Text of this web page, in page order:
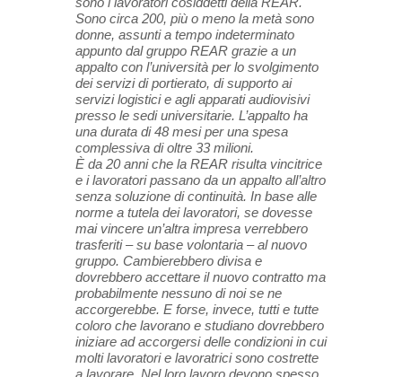
Sono circa 200, più o meno la metà sono
donne, assunti a tempo indeterminato
appunto dal gruppo REAR grazie a un
appalto con l’università per lo svolgimento
dei servizi di portierato, di supporto ai
servizi logistici e agli apparati audiovisivi
presso le sedi universitarie. L’appalto ha
una durata di 48 mesi per una spesa
complessiva di oltre 33 milioni.
È da 20 anni che la REAR risulta vincitrice
e i lavoratori passano da un appalto all’altro
senza soluzione di continuità. In base alle
norme a tutela dei lavoratori, se dovesse
mai vincere un’altra impresa verrebbero
trasferiti – su base volontaria – al nuovo
gruppo. Cambierebbero divisa e
dovrebbero accettare il nuovo contratto ma
probabilmente nessuno di noi se ne
accorgerebbe. E forse, invece, tutti e tutte
coloro che lavorano e studiano dovrebbero
iniziare ad accorgersi delle condizioni in cui
molti lavoratori e lavoratrici sono costrette